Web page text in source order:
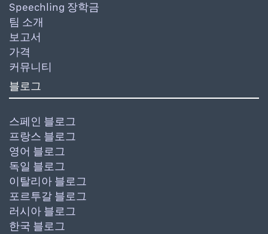
Speechling 장학금
팀 소개
보고서
가격
커뮤니티
블로그
스페인 블로그
프랑스 블로그
영어 블로그
독일 블로그
이탈리아 블로그
포르투갈 블로그
러시아 블로그
한국 블로그